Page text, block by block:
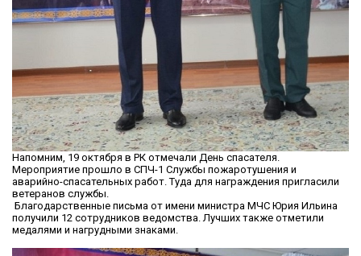
Напомним, 19 октября в РК отмечали День спасателя.
Мероприятие прошло в СПЧ-1 Службы пожаротушения и
аварийно-спасательных работ. Туда для награждения пригласили
ветеранов службы.
Благодарственные письма от имени министра МЧС Юрия Ильина
получили 12 сотрудников ведомства. Лучших также отметили
медалями и нагрудными знаками.